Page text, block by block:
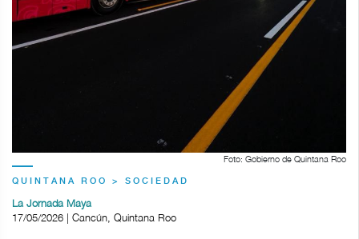
Foto: Gobierno de Quintana Roo
QUINTANA ROO > SOCIEDAD
La Jornada Maya
17/05/2026 | Cancún, Quintana Roo